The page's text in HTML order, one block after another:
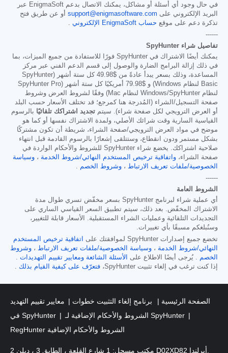
في حال وجود أي أسئلة أو مشاكل، يمكنك الاتصال بدعم EnigmaSoft عبر
البريد الإلكتروني على support@enigmasoftware.com أو عن طريق فتح
تذكرة دعم على موقع حساب EnigmaSoft الإلكتروني
------
تفاصيل شراء SpyHunter
يمكنك أيضًا الاشتراك في SpyHunter فورًا للاستفادة من جميع الميزات، بما
في ذلك إزالة البرامج الضارة والوصول إلى قسم الدعم الفني عبر مركز
المساعدة، وذلك بسعر يبدأ عادةً من $49.98
كل ستة أشهر (SpyHunter
Basic لنظام Windows) و
$79.98
أمريكيًا كل ستة أشهر (SpyHunter Pro
لنظام Windows/SpyHunter لنظام Mac) وفقًا لشروط العرض وشروط
صفحة التسجيل/الشراء (المُدرجة هنا كمرجع؛ قد تختلف الأسعار حسب البلد
أو العرض الترويجي لكل صفحة شراء). سيتم تجديد اشتراكك تلقائيًا بالرسوم
القياسية السارية وقت شرائك الأصلي، ولمدة الاشتراك نفسها أو كما هو
موضح في مواد العرض الترويجي/صفحة الشراء، شريطة أن تكون مشتركًا
بشكل مستمر ودون انقطاع، وستتلقى إشعارًا بالرسوم القادمة قبل انتهاء
صلاحية اشتراكك. يخضع شراء SpyHunter للشروط والأحكام الواردة في
صفحة الشراء، واتفاقية ترخيص المستخدم النهائي/شروط الخدمة ، وسياسة
الخصوصية/ملفات تعريف الارتباط ، وشروط الخصم
------
الشروط العامة
أي عملية شراء لبرنامج SpyHunter بسعر مخفّض تسري طوال مدة
الاشتراك المخفّض. بعد ذلك، سيتم تطبيق السعر القياسي الساري على
التجديدات التلقائية وعمليات الشراء المستقبلية. الأسعار قابلة للتغيير،
وسنُبلغكم مسبقًا بأي تغييرات.
تخضع جميع إصدارات SpyHunter لموافقتك على
اتفاقية ترخيص المستخدم
النهائي/شروط الخدمة ، وسياسة الخصوصية/ملفات تعريف الارتباط ، وشروط
الخصم
. يُرجى أيضًا الاطلاع على الأسئلة الشائعة ومعايير تقييم التهديدات
إذا كنت ترغب في إلغاء تثبيت SpyHunter،
فتعرّف على كيفية القيام بذلك
الصفحة الرئيسية برنامج إلغاء التثبيت خطوات
معايير تقييم التهديد
في SpyHunter
الشروط والأحكام الإضافية لـ SpyHunter
RegHunter الشروط والأحكام الإضافية